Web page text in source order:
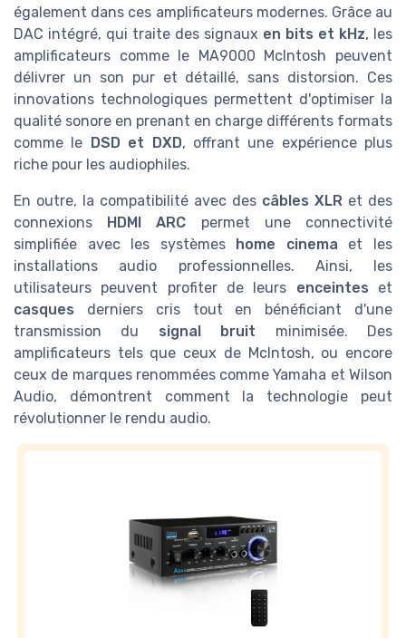
également dans ces amplificateurs modernes. Grâce au
DAC intégré, qui traite des signaux en bits et kHz, les
amplificateurs comme le MA9000 McIntosh peuvent
délivrer un son pur et détaillé, sans distorsion. Ces
innovations technologiques permettent d'optimiser la
qualité sonore en prenant en charge différents formats
comme le
DSD et DXD, offrant une expérience plus
riche pour les audiophiles.
En outre, la compatibilité avec des câbles XLR et des
connexions
HDMI ARC permet une connectivité
simplifiée avec les systèmes
home cinema et les
installations audio professionnelles. Ainsi, les
utilisateurs peuvent profiter de leurs enceintes et
casques derniers cris tout en bénéficiant d'une
transmission du signal bruit minimisée. Des
amplificateurs tels que ceux de McIntosh, ou encore
ceux de marques renommées comme Yamaha et Wilson
Audio, démontrent comment la technologie peut
révolutionner le rendu audio.